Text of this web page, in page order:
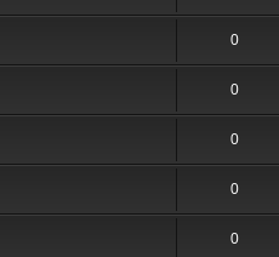
0
0
0
0
0